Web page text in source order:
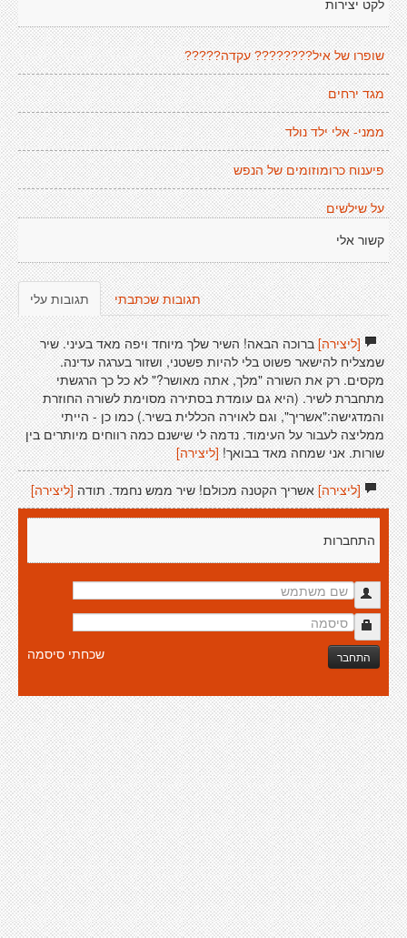
לקט יצירות
שופרו של איל???????? עקדה?????
מגד ירחים
ממני- אלי ילד נולד
פיענוח כרומוזומים של הנפש
על שילשים
קשור אלי
תגובות עלי תגובות שכתבתי
[ליצירה]ברוכה הבאה! השיר שלך מיוחד ויפה מאד בעיני. שיר
שמצליח להישאר פשוט בלי להיות פשטני, ושזור בערגה עדינה.
מקסים. רק את השורה "מלך, אתה מאושר?" לא כל כך הרגשתי
מתחברת לשיר. (היא גם עומדת בסתירה מסוימת לשורה החוזרת
והמדגישה:"אשריך", וגם לאוירה הכללית בשיר.) כמו כן - הייתי
ממליצה לעבור על העימוד. נדמה לי שישנם כמה רווחים מיותרים בין
שורות. אני שמחה מאד בבואך! [ליצירה]
[ליצירה]אשריך הקטנה מכולם! שיר ממש נחמד. תודה [ליצירה]
התחברות
התחבר שכחתי סיסמה